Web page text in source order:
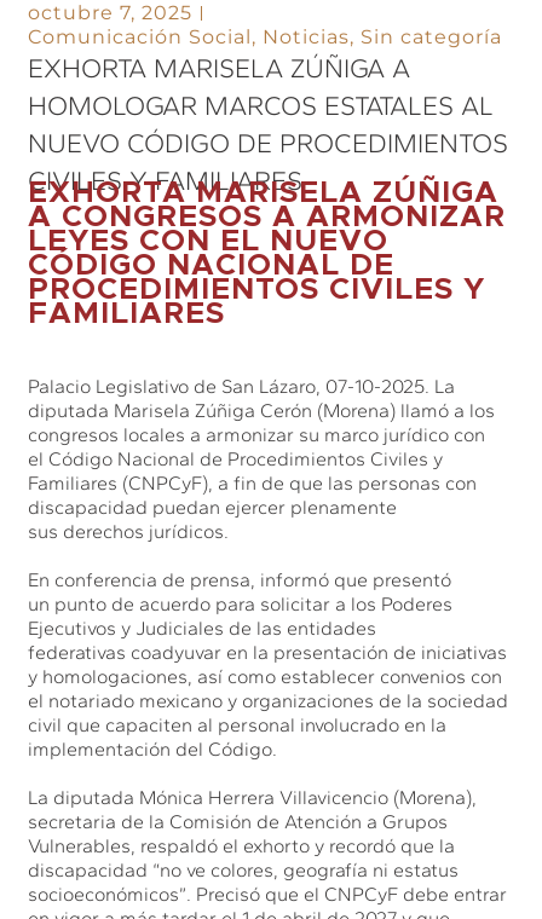
octubre 7, 2025
Comunicación Social, Noticias, Sin categoría
EXHORTA MARISELA ZÚÑIGA A
HOMOLOGAR MARCOS ESTATALES AL
NUEVO CÓDIGO DE PROCEDIMIENTOS
CIVILES Y FAMILIARES
EXHORTA MARISELA ZÚÑIGA
A CONGRESOS A ARMONIZAR
LEYES CON EL NUEVO
CÓDIGO NACIONAL DE
PROCEDIMIENTOS CIVILES Y
FAMILIARES
Palacio Legislativo de San Lázaro, 07-10-2025. La
diputada Marisela Zúñiga Cerón (Morena) llamó a los
congresos locales a armonizar su marco jurídico con
el Código Nacional de Procedimientos Civiles y
Familiares (CNPCyF), a fin de que las personas con
discapacidad puedan ejercer plenamente
sus derechos jurídicos.
En conferencia de prensa, informó que presentó
un punto de acuerdo para solicitar a los Poderes
Ejecutivos y Judiciales de las entidades
federativas coadyuvar en la presentación de iniciativas
y homologaciones, así como establecer convenios con
el notariado mexicano y organizaciones de la sociedad
civil que capaciten al personal involucrado en la
implementación del Código.
La diputada Mónica Herrera Villavicencio (Morena),
secretaria de la Comisión de Atención a Grupos
Vulnerables, respaldó el exhorto y recordó que la
discapacidad “no ve colores, geografía ni estatus
socioeconómicos”. Precisó que el CNPCyF debe entrar